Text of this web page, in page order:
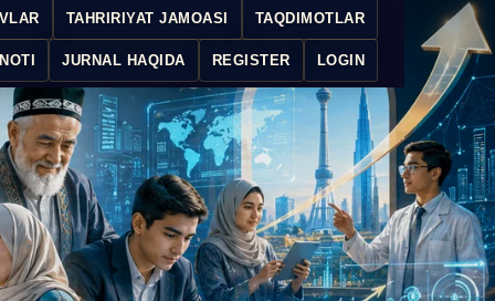
TAHRIRIYAT JAMOASI TAQDIMOTLAR
JURNAL HAQIDA REGISTER LOGIN